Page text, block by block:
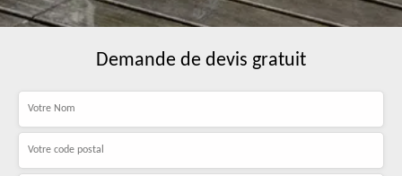
Demande de devis gratuit